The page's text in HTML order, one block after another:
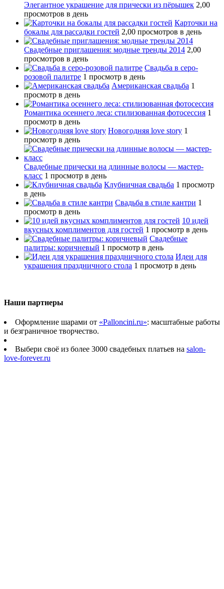
Элегантное украшение для прически из пёрышек 2,00
просмотров в день
Карточки на
бокалы для рассадки гостей 2,00 просмотров в день
Свадебные приглашения: модные тренды 2014 2,00
просмотров в день
Свадьба в серо-
розовой палитре 1 просмотр в день
Американская свадьба 1
просмотр в день
Романтика осеннего леса: стилизованная фотосессия 1
просмотр в день
Новогодняя love story 1
просмотр в день
Свадебные прически на длинные волосы — мастер-
класс 1 просмотр в день
Клубничная свадьба 1 просмотр
в день
Свадьба в стиле кантри 1
просмотр в день
10 идей
вкусных комплиментов для гостей 1 просмотр в день
Свадебные
палитры: коричневый 1 просмотр в день
Идеи для
украшения праздничного стола 1 просмотр в день
Наши партнеры
Оформление шарами от «Palloncini.ru»: масштабные работы
и безграничное творчество.
Выбери своё из более 3000 свадебных платьев на salon-
love-forever.ru